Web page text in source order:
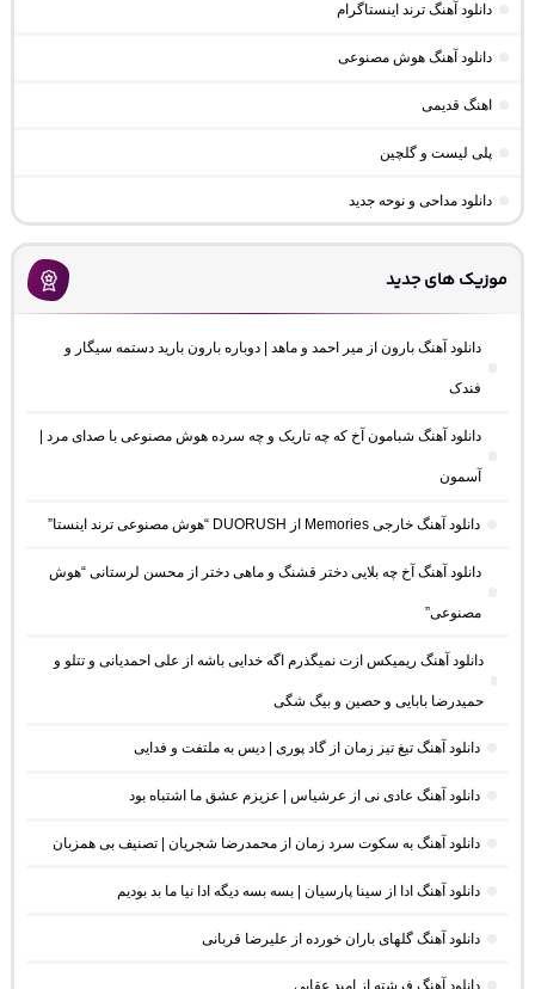
دانلود آهنگ ترند اینستاگرام
دانلود آهنگ هوش مصنوعی
اهنگ قدیمی
پلی لیست و گلچین
دانلود مداحی و نوحه جدید
موزیک های جدید
دانلود آهنگ بارون از میر احمد و ماهد | دوباره بارون بارید دستمه سیگار و
فندک
دانلود آهنگ شبامون آخ که چه تاریک و چه سرده هوش مصنوعی با صدای مرد |
آسمون
دانلود آهنگ خارجی Memories از DUORUSH “هوش مصنوعی ترند اینستا”
دانلود آهنگ آخ چه بلایی دختر قشنگ و ماهی دختر از محسن لرستانی “هوش
مصنوعی”
دانلود آهنگ ریمیکس ازت نمیگذرم اگه خدایی باشه از علی احمدیانی و تتلو و
حمیدرضا بابایی و حصین و بیگ شگی
دانلود آهنگ تیغ تیز زمان از گاد پوری | دیس به ملتفت و فدایی
دانلود آهنگ عادی نی از عرشیاس | عزیزم عشق ما اشتباه بود
دانلود آهنگ به سکوت سرد زمان از محمدرضا شجریان | تصنیف بی همزبان
دانلود آهنگ ادا از سینا پارسیان | بسه بسه دیگه ادا نیا ما بد بودیم
دانلود آهنگ گلهای باران خورده از علیرضا قربانی